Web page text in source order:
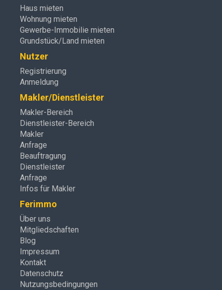
Haus mieten
Wohnung mieten
Gewerbe-Immobilie mieten
Grundstück/Land mieten
Nutzer
Registrierung
Anmeldung
Makler/Dienstleister
Makler-Bereich
Dienstleister-Bereich
Makler
Anfrage
Beauftragung
Dienstleister
Anfrage
Infos für Makler
Ferimmo
Über uns
Mitgliedschaften
Blog
Impressum
Kontakt
Datenschutz
Nutzungsbedingungen